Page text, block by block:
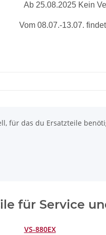
Ab 25.08.2025 Kein
Vom 08.07.-13.07.
für das du Ersatzteile
für Service
VS-880EX